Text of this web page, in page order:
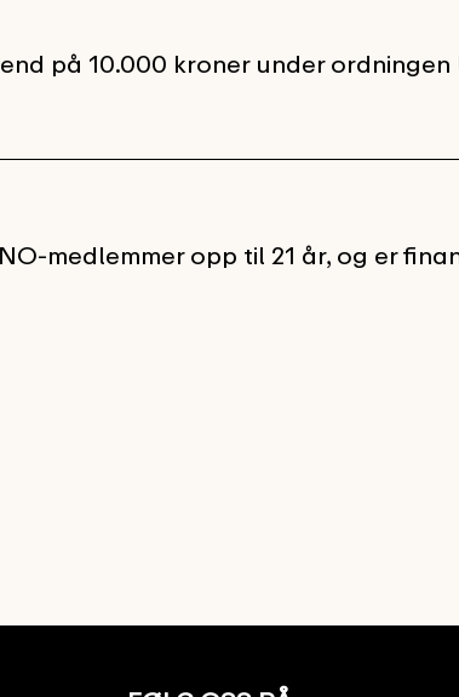
på 10.000 kroner under
medlemmer opp til 21 år, og er